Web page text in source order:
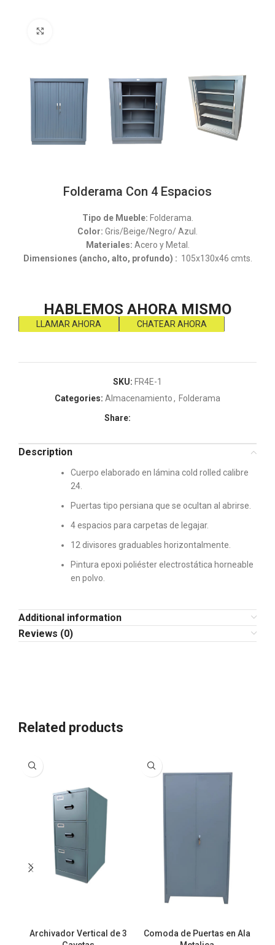
Folderama Con 4 Espacios
Tipo de Mueble: Folderama.
Color: Gris/Beige/Negro/ Azul.
Materiales: Acero y Metal.
Dimensiones (ancho, alto, profundo) : 105x130x46 cmts.
HABLEMOS AHORA MISMO
LLAMAR AHORA CHATEAR AHORA
SKU: FR4E-1
Categories: Almacenamiento, Folderama
Share:
Description
Cuerpo elaborado en lámina cold rolled calibre
24.
Puertas tipo persiana que se ocultan al abrirse.
4 espacios para carpetas de legajar.
12 divisores graduables horizontalmente.
Pintura epoxi poliéster electrostática horneable
en polvo.
Additional information
Reviews (0)
Related products
Archivador Vertical de 3
Comoda de Puertas en Ala